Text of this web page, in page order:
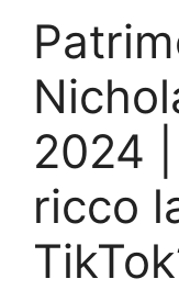
2024
ricco